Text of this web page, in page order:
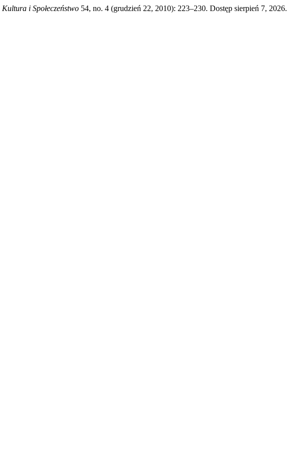
Kultura i Społeczeństwo 54, no. 4 (grudzień 22, 2010): 223–230. Dostęp sierpień 7, 2026.